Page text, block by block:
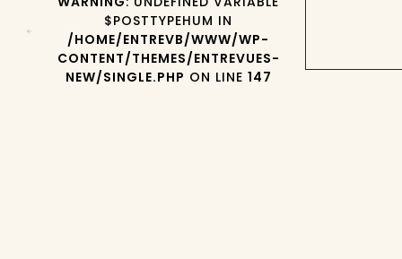
$POSTTYPEHUM IN
/HOME/ENTREVB/WWW/WP-
CONTENT/THEMES/ENTREVUES-
NEW/SINGLE.PHP ON LINE 147